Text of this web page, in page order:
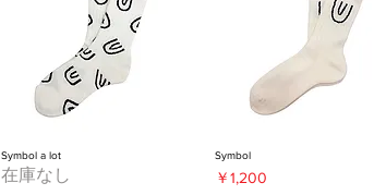
Symbol a lot
在庫なし
Symbol
価格
￥1,200